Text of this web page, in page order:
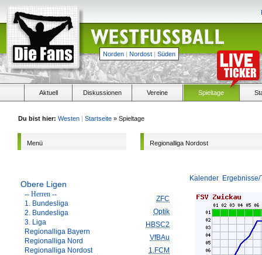
Norden | Nordost | Süden
Aktuell Diskussionen Vereine Spieltage
Du bist hier: Westen | Startseite » Spieltage
Menü
Obere Ligen
-- Herren --
1. Bundesliga
2. Bundesliga
3. Liga
Regionalliga Bayern
Regionalliga Nord
Regionalliga Nordost
Regionalliga Nordost
Kalender
ZFC
Optik
HBSC2
VfBAu
1.FCM